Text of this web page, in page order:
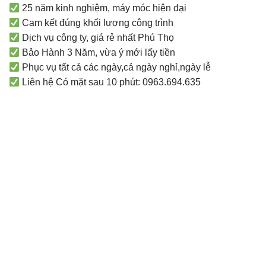
25 năm kinh nghiệm, máy móc hiện đại
Cam kết đúng khối lượng công trình
Dịch vụ công ty, giá rẻ nhất Phú Thọ
Bảo Hành 3 Năm, vừa ý mới lấy tiền
Phục vụ tất cả các ngày,cả ngày nghỉ,ngày lễ
Liên hệ Có mặt sau 10 phút: 0963.694.635